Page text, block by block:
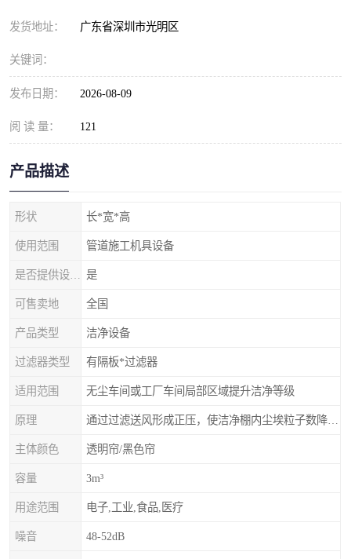
发货地址： 广东省深圳市光明区
关键词：
发布日期： 2026-08-09
阅 读 量： 121
产品描述
形状 长*宽*高
使用范围 管道施工机具设备
是
可售卖地 全国
产品类型 洁净设备
过滤器类型 有隔板*过滤器
适用范围 无尘车间或工厂车间局部区域提升洁净等级
原理
主体颜色 透明帘/黑色帘
容量 3m³
用途范围 电子,工业,食品,医疗
噪音 48-52dB